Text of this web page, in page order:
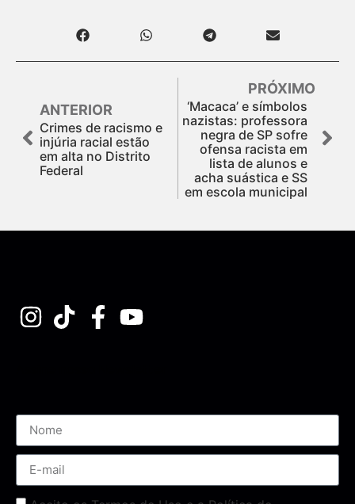
ANTERIOR
Crimes de racismo e
injúria racial estão
em alta no Distrito
Federal
PRÓXIMO
‘Macaca’ e símbolos
nazistas: professora
negra de SP sofre
ofensa racista em
lista de alunos e
acha suástica e SS
em escola municipal